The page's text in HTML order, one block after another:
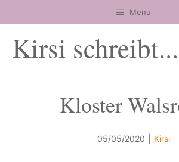
Inhalt
springen
Menu
Kirsi schreibt...
Kloster
05/05/2020 Kirsi